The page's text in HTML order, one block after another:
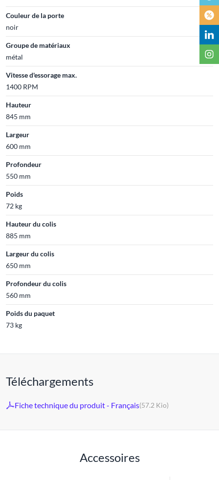
Couleur de la porte
noir
Groupe de matériaux
métal
Vitesse d'essorage max.
1400 RPM
Hauteur
845 mm
Largeur
600 mm
Profondeur
550 mm
Poids
72 kg
Hauteur du colis
885 mm
Largeur du colis
650 mm
Profondeur du colis
560 mm
Poids du paquet
73 kg
Téléchargements
Fiche technique du produit - Français(57.2 Kio)
Accessoires